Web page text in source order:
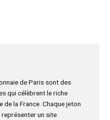
de Paris sont des
qui célèbrent le riche
la France. Chaque jeton
un site